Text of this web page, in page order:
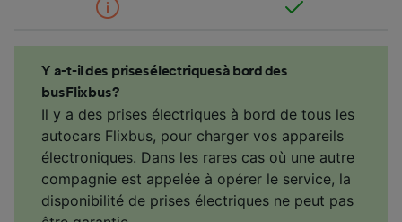
Y a-t-il des prises électriques à bord des
bus Flixbus ?
Il y a des prises électriques à bord de tous les
autocars Flixbus, pour charger vos appareils
électroniques. Dans les rares cas où une autre
compagnie est appelée à opérer le service, la
disponibilité de prises électriques ne peut pas